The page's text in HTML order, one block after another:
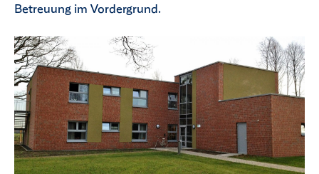
Betreuung im Vordergrund.